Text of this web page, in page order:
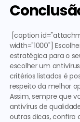
width="1000"]
estratégica para o
escolher um
critérios listados é
respeito da melhor
Assim, sempre que
antivírus de
outras dicas, confira